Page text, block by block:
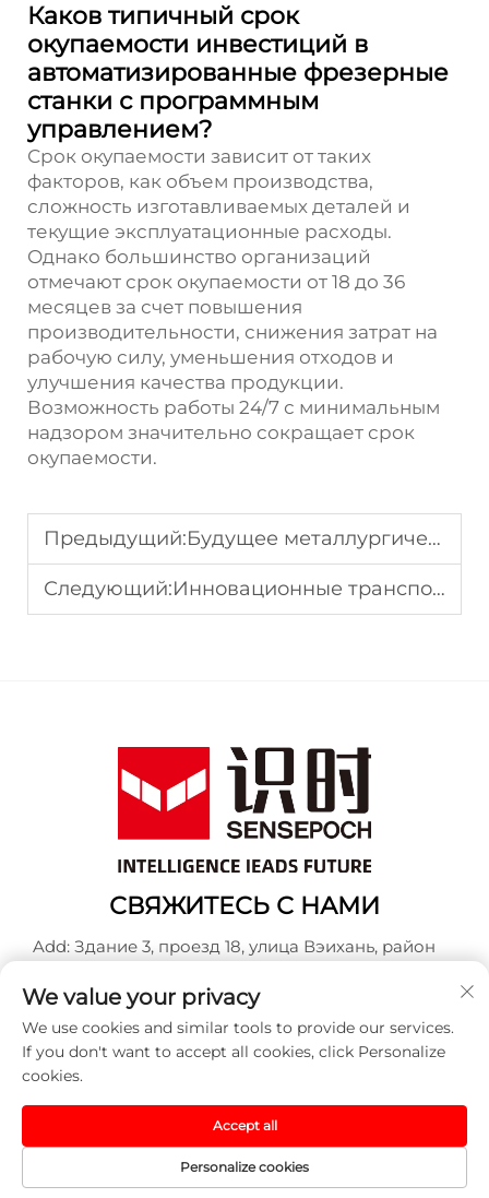
Каков типичный срок
окупаемости инвестиций в
автоматизированные фрезерные
станки с программным
управлением?
Срок окупаемости зависит от таких
факторов, как объем производства,
сложность изготавливаемых деталей и
текущие эксплуатационные расходы.
Однако большинство организаций
отмечают срок окупаемости от 18 до 36
месяцев за счет повышения
производительности, снижения затрат на
рабочую силу, уменьшения отходов и
улучшения качества продукции.
Возможность работы 24/7 с минимальным
надзором значительно сокращает срок
окупаемости.
Предыдущий:Будущее металлургических испытаний: автоматизированные инструментальные системы ведут вперед
Следующий:Инновационные транспортные решения: пневматические транспортные системы в металлургических производствах
СВЯЖИТЕСЬ С НАМИ
Add: Здание 3, проезд 18, улица Вэихань, район
Тел.:+86-13917707297
E-mail:[email protected]
Авторское право © 2025 China Sensepoch (Shanghai)
Automation Technology Co., Ltd. Все права
Политика конфиденциальности
We value your privacy
We use cookies and similar tools to provide our services.
If you don't want to accept all cookies, click Personalize
cookies.
Personalize cookies
Accept all